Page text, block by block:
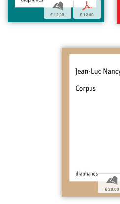
b
€ 12,00
p
€ 12,00
b
€ 20,00